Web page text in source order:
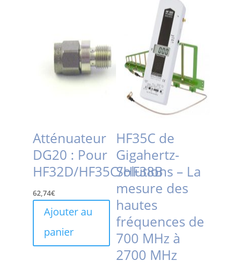
Atténuateur
DG20 : Pour
HF32D/HF35C/HF38B
62,74€
Ajouter au
panier
HF35C de
Gigahertz-
Solutions – La
mesure des
hautes
fréquences de
700 MHz à
2700 MHz